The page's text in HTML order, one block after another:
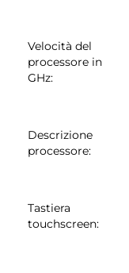
Velocità del
processore in
GHz:
Descrizione
processore:
Tastiera
touchscreen: